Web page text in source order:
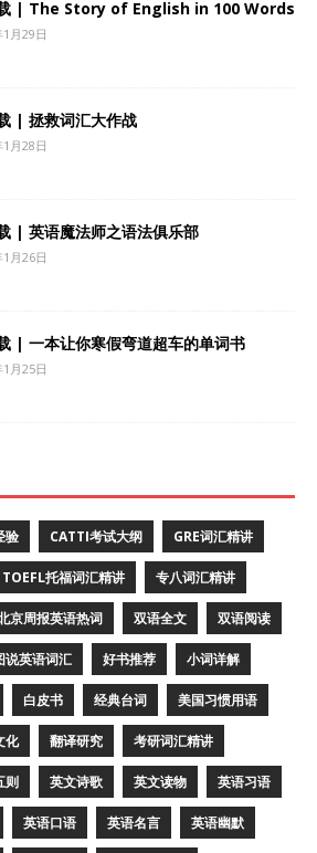
| The Story of English in 100 Words
月29日
| 拯救词汇大作战
月28日
| 英语魔法师之语法俱乐部
月26日
| 一本让你寒假弯道超车的单词书
月25日
验 CATTI考试大纲 GRE词汇精讲
TOEFL托福词汇精讲 专八词汇精讲
京周报英语热词 双语全文 双语阅读
说英语词汇 好书推荐 小词详解
白皮书 经典台词 美国习惯用语
化 翻译研究 考研词汇精讲
则 英文诗歌 英文读物 英语习语
英语口语 英语名言 英语幽默